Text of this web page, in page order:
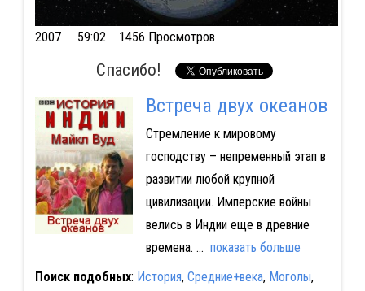
2007 59:02 1456 Просмотров
Спасибо!
Встреча двух океанов
Стремление к мировому
господству – непременный этап в
развитии любой крупной
цивилизации. Имперские войны
велись в Индии еще в древние
времена. ... показать больше
Поиск подобных: История, Средние+века, Моголы,